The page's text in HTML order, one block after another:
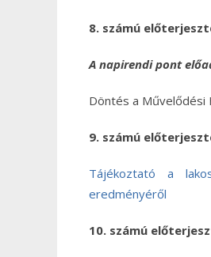
8. számú
A napirendi pont
Döntés a
9. számú
Tájékoztató a
eredményéről
10. számú